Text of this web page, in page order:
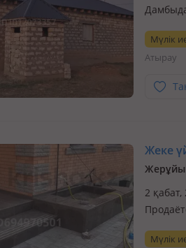
ГОСТ
Мүлік
Атырау
Жеке
2
Мүлік